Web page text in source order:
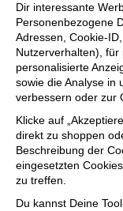
Dir interessante
Personenbezogene
Adressen, Cookie-
Nutzerverhalten),
personalisierte
sowie die Analyse in
verbessern oder zur
Klicke auf
direkt zu shoppen
Beschreibung der
eingesetzten
zu treffen.
Du kannst Deine